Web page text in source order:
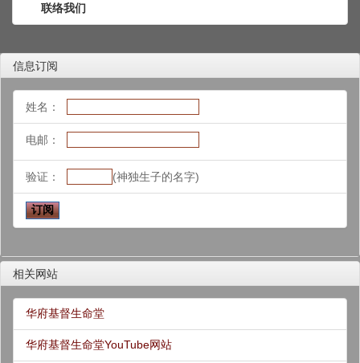
联络我们
信息订阅
姓名：
电邮：
验证： (神独生子的名字)
相关网站
华府基督生命堂
华府基督生命堂YouTube网站